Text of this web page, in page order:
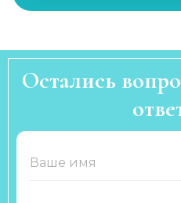
Остались